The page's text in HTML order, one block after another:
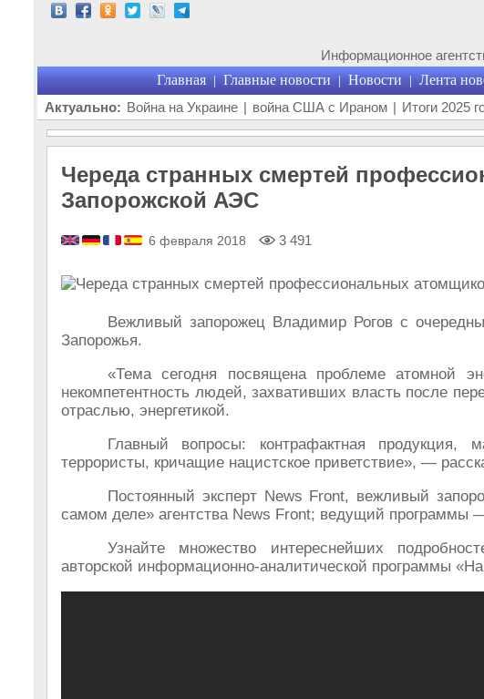
Информационное
Главная | Главные новости | Новости | Лента
Актуально: Война на Украине | война США с Ираном | Итоги 2025
Череда странных смертей
Запорожской АЭС
6 февраля 2018 3 491
Вежливый запорожец Владимир Рогов с
Запорожья.
«Тема сегодня посвящена проблеме атомной
некомпетентность людей, захвативших власть после
отраслью, энергетикой.
Главный вопросы: контрафактная продукция,
террористы, кричащие нацистское приветствие», —
Постоянный эксперт News Front, вежливый
самом деле» агентства News Front; ведущий программы
Узнайте множество интереснейших
авторской информационно-аналитической программы